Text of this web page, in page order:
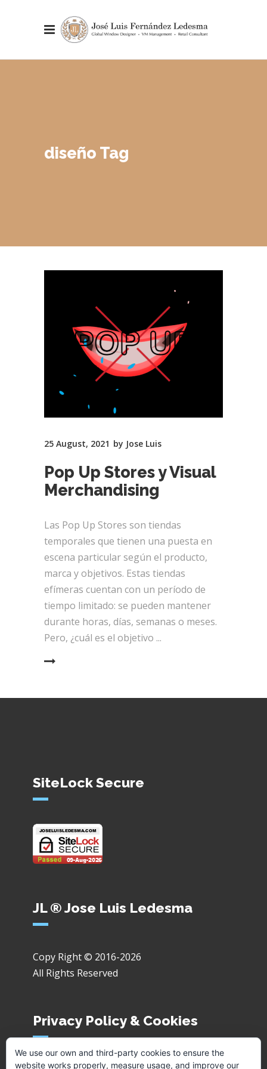
diseño Tag
25 August, 2021 by Jose Luis
Pop Up Stores y Visual
Merchandising
Las Pop Up Stores son tiendas
temporales que tienen una puesta en
escena particular según el producto,
marca y objetivos. Estas tiendas
efímeras cuentan con un período de
tiempo limitado: se pueden mantener
durante horas, días, semanas o meses.
Pero, ¿cuál es el objetivo
SiteLock Secure
JL ® Jose Luis Ledesma
Copy Right © 2016-2026
All Rights Reserved
Privacy Policy & Cookies
We use our own and third-party cookies to ensure the
website works properly, measure usage, and improve our